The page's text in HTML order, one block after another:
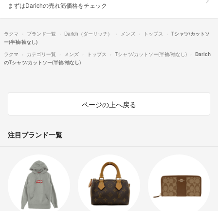
まずはDarichの売れ筋価格をチェック
ラクマ ブランド一覧 Darich（ダーリッチ） メンズ トップス
Tシャツ/カットソ
ー(半袖/袖なし)
ラクマ
カテゴリ一覧 メンズ トップス Tシャツ/カットソー(半袖/袖なし)
Darich
のTシャツ/カットソー(半袖/袖なし)
ページの上へ戻る
注目ブランド一覧